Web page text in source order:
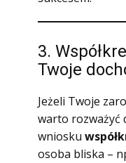
3.
Twoje
Jeżeli Twoje
warto rozważyć
wniosku
osoba bliska –